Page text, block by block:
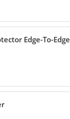
Edge-To-Edge